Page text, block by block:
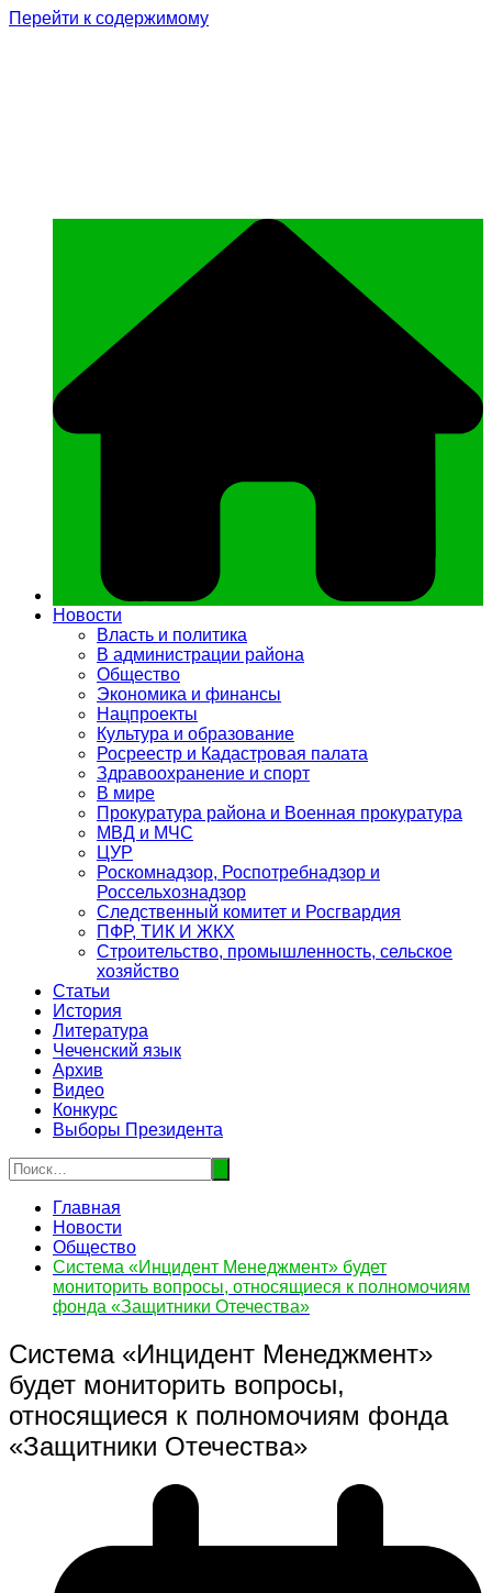
Перейти к содержимому
Новости
Власть и политика
В администрации района
Общество
Экономика и финансы
Нацпроекты
Культура и образование
Росреестр и Кадастровая палата
Здравоохранение и спорт
В мире
Прокуратура района и Военная прокуратура
МВД и МЧС
ЦУР
Роскомнадзор, Роспотребнадзор и
Россельхознадзор
Следственный комитет и Росгвардия
ПФР, ТИК И ЖКХ
Строительство, промышленность, сельское
хозяйство
Статьи
История
Литература
Чеченский язык
Архив
Видео
Конкурс
Выборы Президента
Главная
Новости
Общество
Система «Инцидент Менеджмент» будет
мониторить вопросы, относящиеся к полномочиям
фонда «Защитники Отечества»
Система «Инцидент Менеджмент»
будет мониторить вопросы,
относящиеся к полномочиям фонда
«Защитники Отечества»